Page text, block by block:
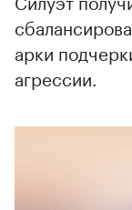
арки
агрессии.